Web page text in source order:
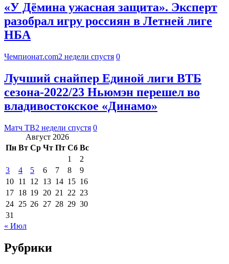
«У Дёмина ужасная защита». Эксперт
разобрал игру россиян в Летней лиге
НБА
Чемпионат.com2 недели спустя 0
Лучший снайпер Единой лиги ВТБ
сезона‑2022/23 Ньюмэн перешел во
владивостокское «Динамо»
Матч ТВ2 недели спустя 0
Август 2026
Пн Вт Ср Чт Пт Сб Вс
1
2
3
4 5 6 7 8
9
10 11 12 13 14 15 16
17 18 19 20 21 22 23
24 25 26 27 28 29 30
31
« Июл
Рубрики